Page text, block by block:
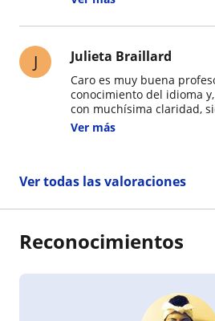
J Julieta Braillard
Caro es muy buena
conocimiento del idioma
con muchísima claridad,
por asegurarse de que
Ver más
Ver todas las valoraciones
Reconocimientos